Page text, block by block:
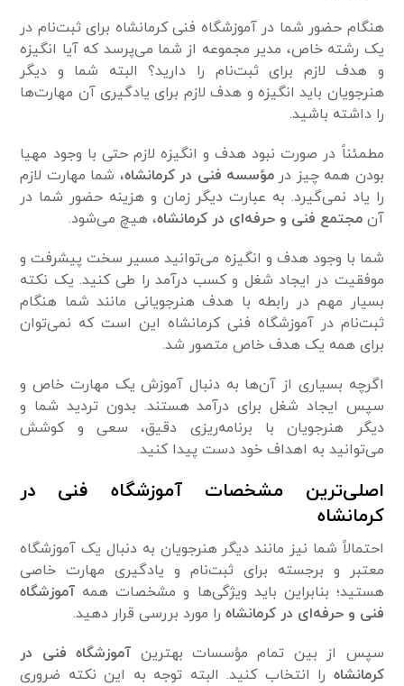
هنگام حضور شما در آموزشگاه فنی کرمانشاه برای ثبت‌نام در
یک رشته خاص، مدیر مجموعه از شما می‌پرسد که آیا انگیزه
و هدف لازم برای ثبت‌نام را دارید؟ البته شما و دیگر
هنرجویان باید انگیزه و هدف لازم برای یادگیری آن مهارت‌ها
را داشته باشید.
مطمئناً در صورت نبود هدف و انگیزه لازم حتی با وجود مهیا
بودن همه چیز درمؤسسه فنی در کرمانشاه، شما مهارت لازم
را یاد نمی‌گیرد. به عبارت دیگر زمان و هزینه حضور شما در
آنمجتمع فنی و حرفه‌ای در کرمانشاه، هیچ می‌شود.
شما با وجود هدف و انگیزه می‌توانید مسیر سخت پیشرفت و
موفقیت در ایجاد شغل و کسب درآمد را طی کنید. یک نکته
بسیار مهم در رابطه با هدف هنرجویانی مانند شما هنگام
ثبت‌نام در آموزشگاه فنی کرمانشاه این است که نمی‌توان
برای همه یک هدف خاص متصور شد.
اگرچه بسیاری از آن‌ها به دنبال آموزش یک مهارت خاص و
سپس ایجاد شغل برای درآمد هستند. بدون تردید شما و
دیگر هنرجویان با برنامه‌ریزی دقیق، سعی و کوشش
می‌توانید به اهداف خود دست پیدا کنید.
اصلی‌ترین مشخصات آموزشگاه فنی در
کرمانشاه
احتمالاً شما نیز مانند دیگر هنرجویان به دنبال یک آموزشگاه
معتبر و برجسته برای ثبت‌نام و یادگیری مهارت خاصی
هستید؛ بنابراین باید ویژگی‌ها و مشخصات همه آموزشگاه
فنی و حرفه‌ای در کرمانشاه را مورد بررسی قرار دهید.
سپس از بین تمام مؤسسات بهترین آموزشگاه فنی در
کرمانشاه را انتخاب کنید. البته توجه به این نکته ضروری